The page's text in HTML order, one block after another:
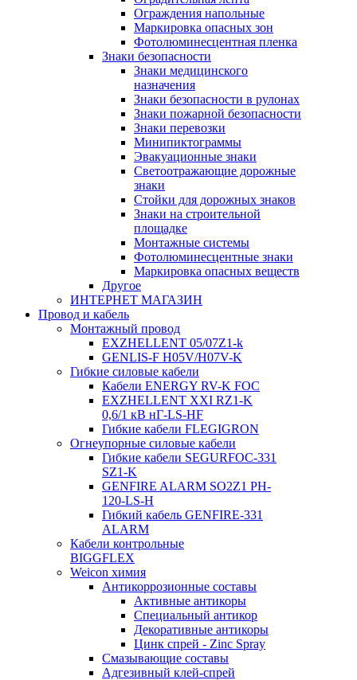
Ограждения напольные
Маркировка опасных зон
Фотолюминесцентная пленка
Знаки безопасности
Знаки медицинского
назначения
Знаки безопасности в рулонах
Знаки пожарной безопасности
Знаки перевозки
Минипиктограммы
Эвакуационные знаки
Светоотражающие дорожные
знаки
Стойки для дорожных знаков
Знаки на строительной
площадке
Монтажные системы
Фотолюминесцентные знаки
Маркировка опасных веществ
Другое
ИНТЕРНЕТ МАГАЗИН
Провод и кабель
Монтажный провод
EXZHELLENT 05/07Z1-k
GENLIS-F Н05V/H07V-K
Гибкие силовые кабели
Кабели ENERGY RV-K FOC
EXZHELLENT XXI RZ1-K
0,6/1 кВ нГ-LS-HF
Гибкие кабели FLEGIGRON
Огнеупорные силовые кабели
Гибкие кабели SEGURFOC-331
SZ1-K
GENFIRE ALARM SO2Z1 PH-
120-LS-H
Гибкий кабель GENFIRE-331
ALARM
Кабели контрольные
BIGGFLEX
Weicon химия
Антикоррозионные составы
Активные антикоры
Специальный антикор
Декоративные антикоры
Цинк спрей - Zinc Spray
Смазывающие составы
Адгезивный клей-спрей